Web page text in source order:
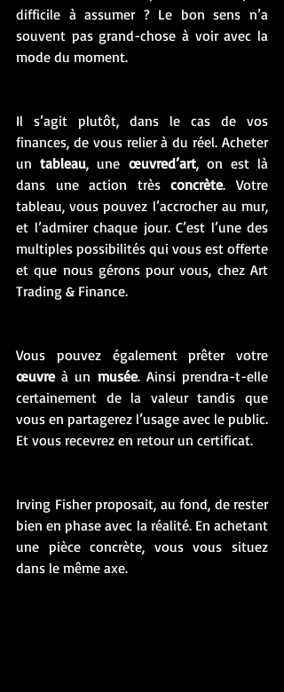
difficile à assumer ? Le bon sens n’a
souvent pas grand-chose à voir avec la
mode du moment.
Il s’agit plutôt, dans le cas de vos
finances, de vous relier à du réel. Acheter
un tableau, une œuvred’art, on est là
dans une action très concrète. Votre
tableau, vous pouvez l’accrocher au mur,
et l’admirer chaque jour. C’est l’une des
multiples possibilités qui vous est offerte
et que nous gérons pour vous, chez Art
Trading & Finance.
œuvre à un musée. Ainsi prendra-t-elle
certainement de la valeur tandis que
vous en partagerez l’usage avec le public.
Et vous recevrez en retour un certificat.
Irving Fisher proposait, au fond, de rester
bien en phase avec la réalité. En achetant
une pièce concrète, vous vous situez
dans le même axe.